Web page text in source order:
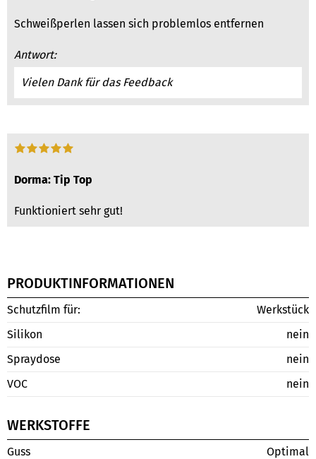
Schweißperlen lassen sich problemlos entfernen
Antwort:
Vielen Dank für das Feedback
Dorma: Tip Top
Funktioniert sehr gut!
PRODUKTINFORMATIONEN
Schutzfilm für:
Werkstück
Silikon
nein
Spraydose
nein
VOC
nein
WERKSTOFFE
Guss
Optimal